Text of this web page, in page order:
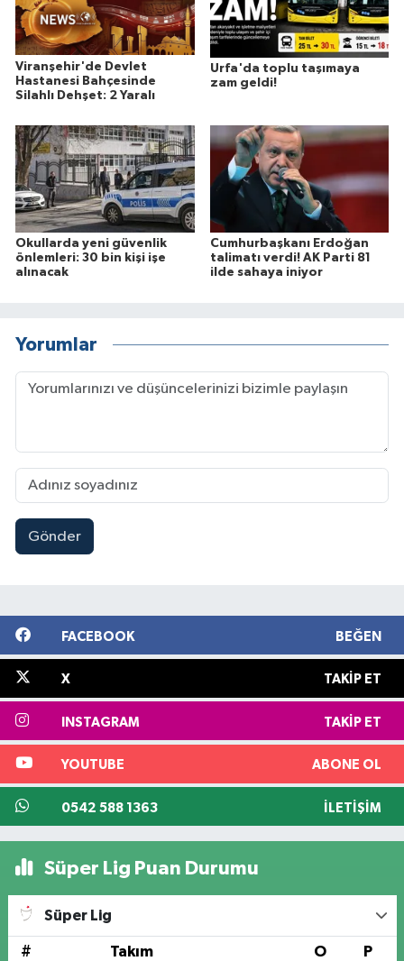
Viranşehir'de Devlet
Hastanesi Bahçesinde
Silahlı Dehşet: 2 Yaralı
Urfa'da toplu taşımaya
zam geldi!
Okullarda yeni güvenlik
önlemleri: 30 bin kişi işe
alınacak
Cumhurbaşkanı Erdoğan
talimatı verdi! AK Parti 81
ilde sahaya iniyor
Yorumlar
Gönder
FACEBOOK BEĞEN
X TAKIP ET
INSTAGRAM TAKIP ET
YOUTUBE ABONE OL
0542 588 1363 İLETIŞIM
Süper Lig Puan Durumu
Süper Lig
# Takım O P